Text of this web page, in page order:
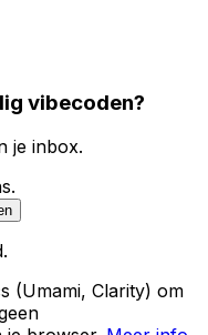
vibecoden?
je inbox.
(Umami, Clarity) om